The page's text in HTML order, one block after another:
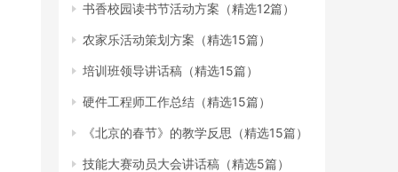
书香校园读书节活动方案（精选12篇）
农家乐活动策划方案（精选15篇）
培训班领导讲话稿（精选15篇）
硬件工程师工作总结（精选15篇）
《北京的春节》的教学反思（精选15篇）
技能大赛动员大会讲话稿（精选5篇）